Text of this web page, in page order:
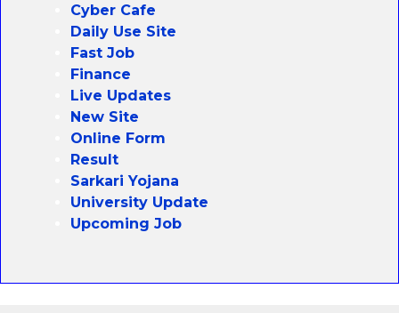
Cyber Cafe
Daily Use Site
Fast Job
Finance
Live Updates
New Site
Online Form
Result
Sarkari Yojana
University Update
Upcoming Job